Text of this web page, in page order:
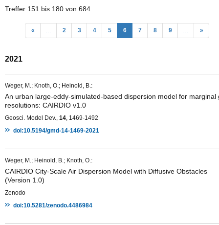
Treffer 151 bis 180 von 684
« … 2 3 4 5 6 7 8 9 … »
2021
Weger, M.; Knoth, O.; Heinold, B.:
An urban large-eddy-simulated-based dispersion model for marginal
resolutions: CAIRDIO v1.0
Geosci. Model Dev., 14 , 1469-1492
doi:10.5194/gmd-14-1469-2021
Weger, M.; Heinold, B.; Knoth, O.:
CAIRDIO City-Scale Air Dispersion Model with Diffusive Obstacles
(Version 1.0)
Zenodo
doi:10.5281/zenodo.4486984